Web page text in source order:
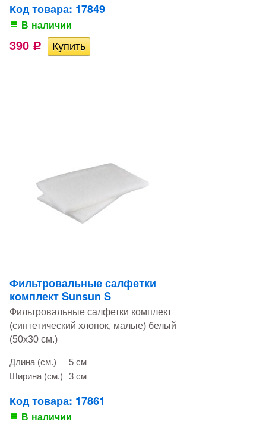
Код товара: 17849
В наличии
390 Р
Фильтровальные салфетки
комплект Sunsun S
Фильтровальные салфетки комплект
(синтетический хлопок, малые) белый
(50х30 см.)
Длина (см.)
5 см
Ширина (см.)
3 см
Код товара: 17861
В наличии